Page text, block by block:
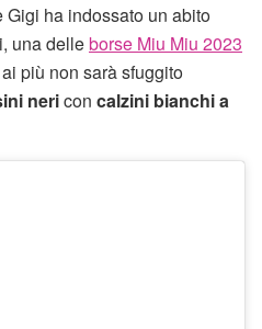
ha indossato un abito
una delleborse Miu Miu 2023
più non sarà sfuggito
nericon calzini bianchi a